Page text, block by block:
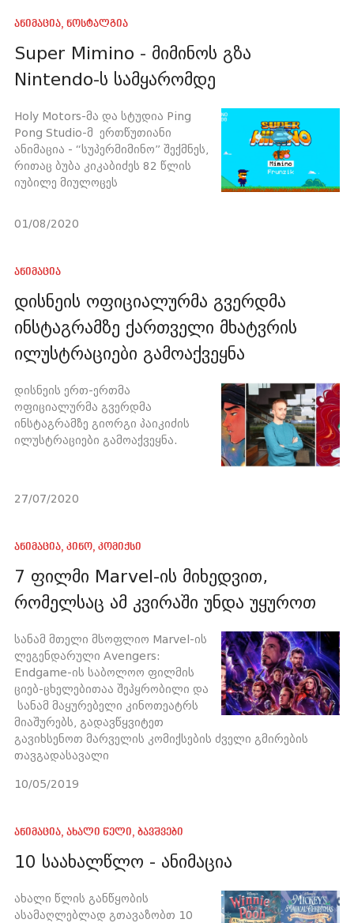
ანიმაცია, ნოსტალგია
Super Mimino - მიმინოს გზა
Nintendo-ს სამყარომდე
Holy Motors-მა და სტუდია Ping
Pong Studio-მ ერთწუთიანი
ანიმაცია - “სუპერმიმინო” შექმნეს,
რითაც ბუბა კიკაბიძეს 82 წლის
იუბილე მიულოცეს
01/08/2020
ანიმაცია
დისნეის ოფიციალურმა გვერდმა
ინსტაგრამზე ქართველი მხატვრის
ილუსტრაციები გამოაქვეყნა
დისნეის ერთ-ერთმა
ოფიციალურმა გვერდმა
ინსტაგრამზე გიორგი პაიკიძის
ილუსტრაციები გამოაქვეყნა.
27/07/2020
ანიმაცია, კინო, კომიქსი
7 ფილმი Marvel-ის მიხედვით,
რომელსაც ამ კვირაში უნდა უყუროთ
სანამ მთელი მსოფლიო Marvel-ის
ლეგენდარული Avengers:
Endgame-ის საბოლოო ფილმის
ციებ-ცხელებითაა შეპყრობილი და
სანამ მაყურებელი კინოთეატრს
მიაშურებს, გადავწყვიტეთ
გავიხსენოთ მარველის კომიქსების ძველი გმირების
თავგადასავალი
10/05/2019
ანიმაცია, ახალი წელი, ბავშვები
10 საახალწლო - ანიმაცია
ახალი წლის განწყობის
ასამაღლებლად გთავაზობთ 10